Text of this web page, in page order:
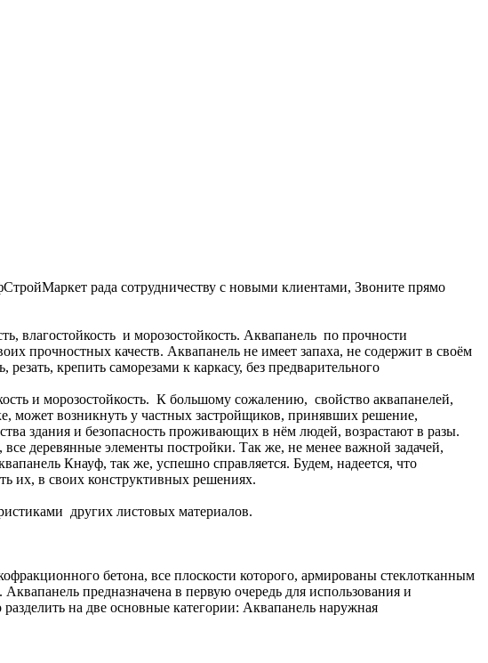
рада сотрудничеству с новыми клиентами, Звоните прямо
влагостойкость и морозостойкость. Аквапанель по прочности
прочностных качеств. Аквапанель не имеет запаха, не содержит в своём
крепить саморезами к каркасу, без предварительного
и морозостойкость. К большому сожалению, свойство аквапанелей,
может возникнуть у частных застройщиков, принявших решение,
здания и безопасность проживающих в нём людей, возрастают в разы.
деревянные элементы постройки. Так же, не менее важной задачей,
Кнауф, так же, успешно справляется. Будем, надеется, что
их, в своих конструктивных решениях.
других листовых материалов.
бетона, все плоскости которого, армированы стеклотканным
предназначена в первую очередь для использования и
на две основные категории: Аквапанель наружная